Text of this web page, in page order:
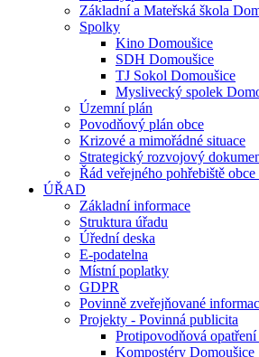
Základní a Mateřská škola
Spolky
Kino Domoušice
SDH Domoušice
TJ Sokol Domoušice
Myslivecký spolek
Územní plán
Povodňový plán obce
Krizové a mimořádné situace
Strategický rozvojový
Řád veřejného pohřebiště
ÚŘAD
Základní informace
Struktura úřadu
Úřední deska
E-podatelna
Místní poplatky
GDPR
Povinně zveřejňované
Projekty - Povinná publicita
Protipovodňová
Kompostéry Domoušice